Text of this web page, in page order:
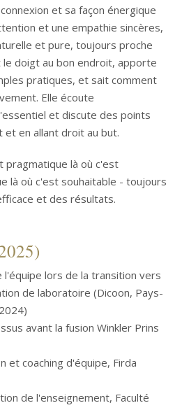
et sa façon énergique
et une empathie sincères,
et pure, toujours proche
doigt au bon endroit, apporte
pratiques, et sait comment
Elle écoute
et discute des points
et en allant droit au but.
là où c'est
là où c'est souhaitable - toujours
et des résultats.
lors de la transition vers
de laboratoire (Dicoon, Pays-
avant la fusion Winkler Prins
et coaching d'équipe, Firda
de l'enseignement, Faculté